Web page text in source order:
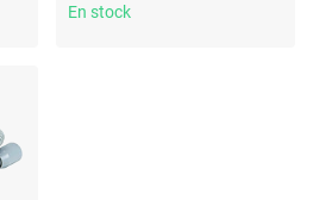
En stock